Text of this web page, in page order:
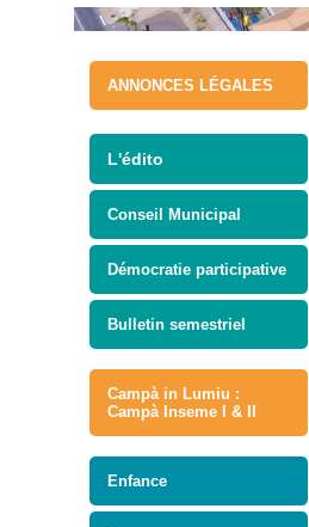
ANNONCES LÉGALES
L'édito
Conseil Municipal
Démocratie participative
Bulletin semestriel
Campà in Lumiu :
Campà Inseme I & II
Enfance